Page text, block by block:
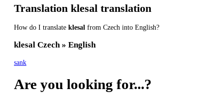
Translation klesal translation
How do I translate klesal from Czech into English?
klesal Czech » English
sank
Are you looking for...?